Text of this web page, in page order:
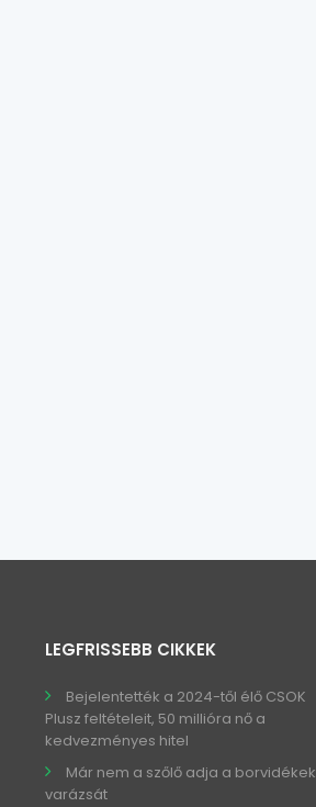
LEGFRISSEBB CIKKEK
Bejelentették a 2024-től élő CSOK
Plusz feltételeit, 50 millióra nő a
kedvezményes hitel
Már nem a szőlő adja a borvidékek
varázsát